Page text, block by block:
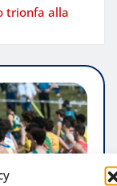
trionfa alla